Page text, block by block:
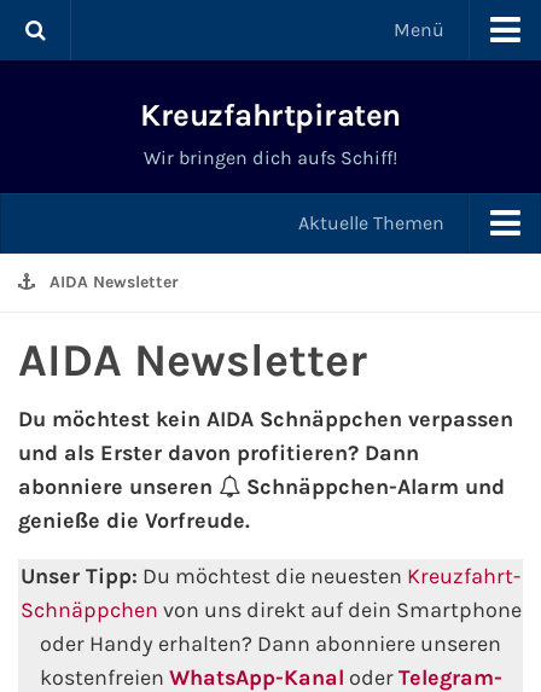
Menü
Kreuzfahrt ab Deutschland
Kreuzfahrten ab Hamburg
Kreuzfahrten ab Bremerhaven
Last Minute Kreuzfahrten
Kreuzfahrten mit Flug
Minikreuzfahrten
Themenkreuzfahrten
Kreuzfahrtpiraten
Wir bringen dich aufs Schiff!
Aktuelle Themen
Schnäppchen & Angebote
News & Trends
Tipps & Tricks
Schiffe & Meer
Schiffstaufen
Veranstaltungen
Kreuzfahrt-Jobs
AIDA Newsletter
AIDA Newsletter
Du möchtest kein AIDA Schnäppchen verpassen
und als Erster davon profitieren? Dann
abonniere unseren
Schnäppchen-Alarm und
genieße die Vorfreude.
Unser Tipp: Du möchtest die neuesten Kreuzfahrt-
Schnäppchen von uns direkt auf dein Smartphone
oder Handy erhalten? Dann abonniere unseren
kostenfreien WhatsApp-Kanal oderTelegram-